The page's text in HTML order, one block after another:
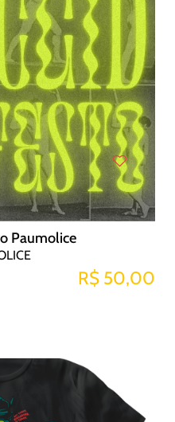
Paumolice
R$ 50,00